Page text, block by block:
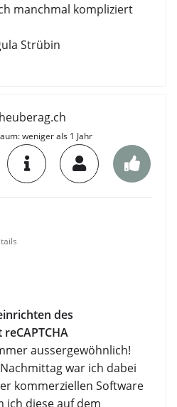
manchmal kompliziert
Strübin
weniger als 1 Jahr
des
aussergewöhnlich!
war ich dabei
kommerziellen Software
ich diese auf dem